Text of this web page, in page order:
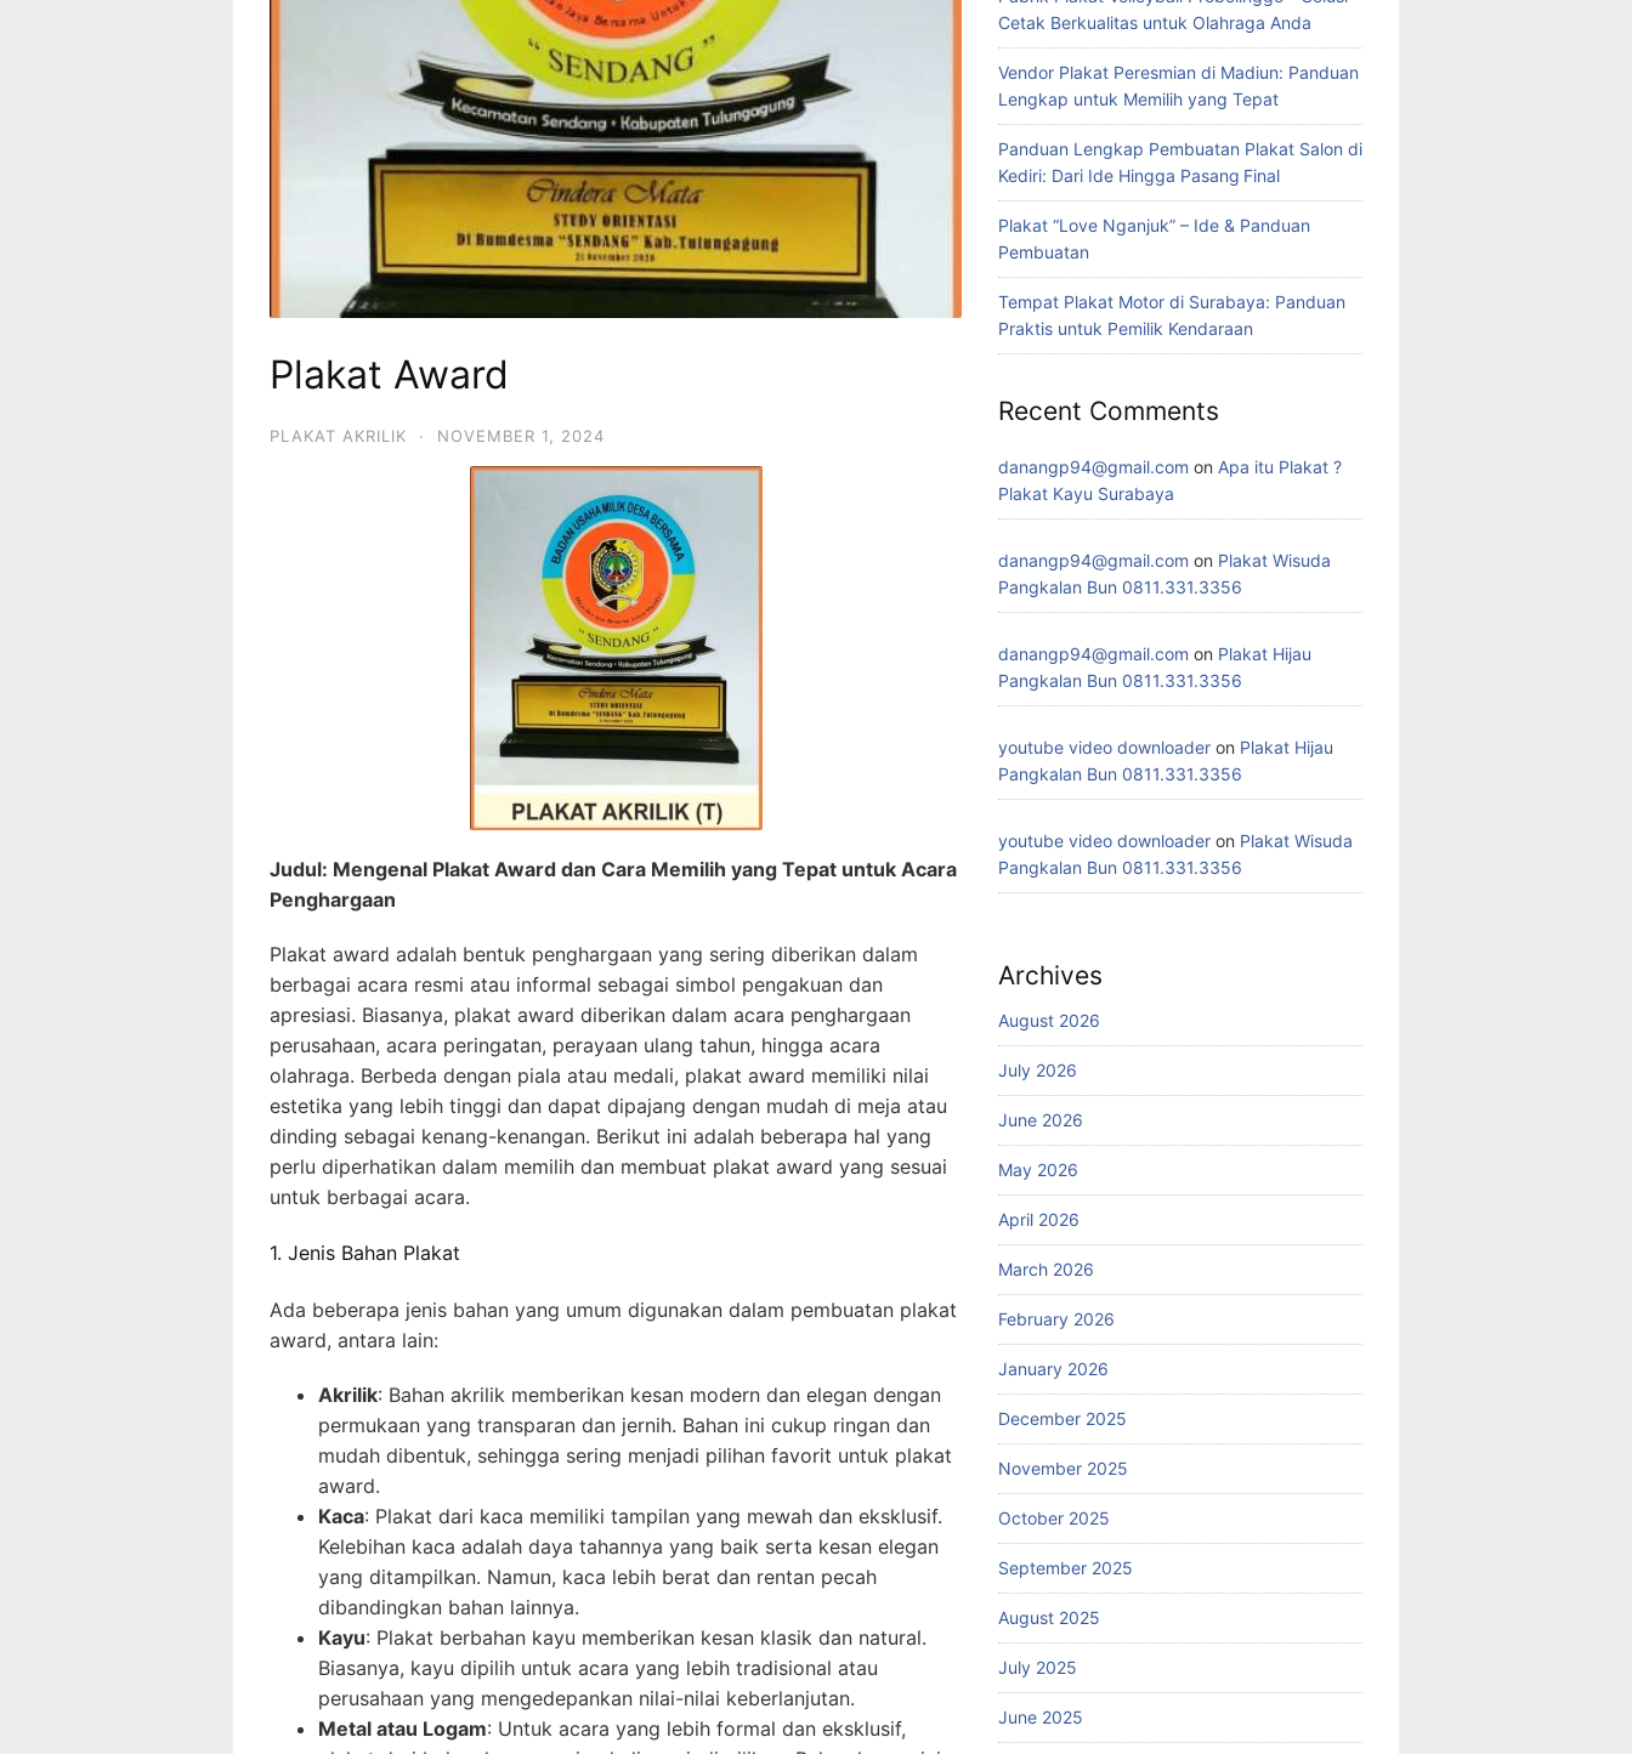
Plakat Award
PLAKAT AKRILIK · NOVEMBER 1, 2024
Judul: Mengenal Plakat Award dan Cara Memilih yang Tepat untuk Acara
Penghargaan
Plakat award adalah bentuk penghargaan yang sering diberikan dalam
berbagai acara resmi atau informal sebagai simbol pengakuan dan
apresiasi. Biasanya, plakat award diberikan dalam acara penghargaan
perusahaan, acara peringatan, perayaan ulang tahun, hingga acara
olahraga. Berbeda dengan piala atau medali, plakat award memiliki nilai
estetika yang lebih tinggi dan dapat dipajang dengan mudah di meja atau
dinding sebagai kenang-kenangan. Berikut ini adalah beberapa hal yang
perlu diperhatikan dalam memilih dan membuat plakat award yang sesuai
untuk berbagai acara.
1. Jenis Bahan Plakat
Ada beberapa jenis bahan yang umum digunakan dalam pembuatan plakat
award, antara lain:
Akrilik: Bahan akrilik memberikan kesan modern dan elegan dengan
permukaan yang transparan dan jernih. Bahan ini cukup ringan dan
mudah dibentuk, sehingga sering menjadi pilihan favorit untuk plakat
award.
Kaca: Plakat dari kaca memiliki tampilan yang mewah dan eksklusif.
Kelebihan kaca adalah daya tahannya yang baik serta kesan elegan
yang ditampilkan. Namun, kaca lebih berat dan rentan pecah
dibandingkan bahan lainnya.
Kayu: Plakat berbahan kayu memberikan kesan klasik dan natural.
Biasanya, kayu dipilih untuk acara yang lebih tradisional atau
perusahaan yang mengedepankan nilai-nilai keberlanjutan.
Metal atau Logam: Untuk acara yang lebih formal dan eksklusif,
Cetak Berkualitas untuk Olahraga Anda
Vendor Plakat Peresmian di Madiun: Panduan
Lengkap untuk Memilih yang Tepat
Panduan Lengkap Pembuatan Plakat Salon di
Kediri: Dari Ide Hingga Pasang Final
Plakat “Love Nganjuk” – Ide & Panduan
Pembuatan
Tempat Plakat Motor di Surabaya: Panduan
Praktis untuk Pemilik Kendaraan
Recent Comments
danangp94@gmail.com on Apa itu Plakat ?
Plakat Kayu Surabaya
danangp94@gmail.com on Plakat Wisuda
Pangkalan Bun 0811.331.3356
danangp94@gmail.com on Plakat Hijau
Pangkalan Bun 0811.331.3356
youtube video downloader on Plakat Hijau
Pangkalan Bun 0811.331.3356
youtube video downloader on Plakat Wisuda
Pangkalan Bun 0811.331.3356
Archives
August 2026
July 2026
June 2026
May 2026
April 2026
March 2026
February 2026
January 2026
December 2025
November 2025
October 2025
September 2025
August 2025
July 2025
June 2025